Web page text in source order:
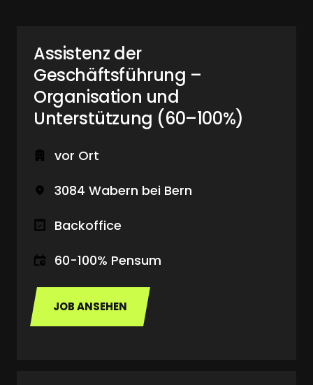
Assistenz der
Geschäftsführung –
Organisation und
Unterstützung (60–100%)
vor Ort
3084 Wabern bei Bern
Backoffice
60-100% Pensum
JOB ANSEHEN